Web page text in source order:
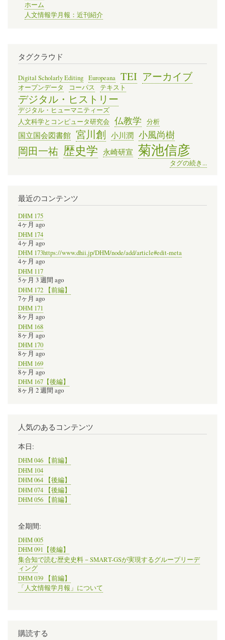
ホーム
人文情報学月報：近刊紹介
タグクラウド
Digital Scholarly Editing Europeana TEI アーカイブ
オープンデータ コーパス テキスト
デジタル・ヒストリー
デジタル・ヒューマニティーズ
人文科学とコンピュータ研究会
仏教学 分析
国立国会図書館 宮川創 小川潤 小風尚樹
岡田一祐 歴史学 永崎研宣 菊池信彦
タグの続き...
最近のコンテンツ
DHM 175
4ヶ月 ago
DHM 174
4ヶ月 ago
DHM 173https://www.dhii.jp/DHM/node/add/article#edit-meta
4ヶ月 ago
DHM 117
5ヶ月 3 週間 ago
DHM 172 【前編】
7ヶ月 ago
DHM 171
8ヶ月 ago
DHM 168
8ヶ月 ago
DHM 170
8ヶ月 ago
DHM 169
8ヶ月 ago
DHM 167【後編】
8ヶ月 2 週間 ago
人気のあるコンテンツ
本日:
DHM 046 【前編】
DHM 104
DHM 064 【後編】
DHM 074 【後編】
DHM 056 【前編】
全期間:
DHM 005
DHM 091【後編】
集合知で読む歴史史料－SMART-GSが実現するグループリーデ
ィング
DHM 039 【前編】
「人文情報学月報」について
購読する